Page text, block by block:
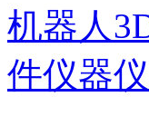
机器人
件仪器